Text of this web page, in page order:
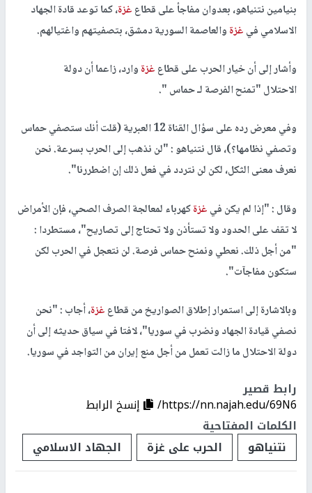
بنيامين نتنياهو، بعدوان مفاجأ على قطاعغزة، كما توعد قادة الجهاد
الاسلامي فيغزةوالعاصمة السورية دمشق، بتصفيتهم واغتيالهم.
وأشار إلى أن خيار الحرب على قطاعغزةوارد، زاعما أن دولة
الاحتلال "تمنح الفرصة لـ حماس ".
وفي معرض رده على سؤال القناة 12 العبرية (قلت أنك ستصفي حماس
وتصفي نظامها؟)، قال نتنياهو : "لن نذهب إلى الحرب بسرعة. نحن
نعرف معنى الثكل، لكن لن نتردد في فعل ذلك إن اضطررنا".
وقال : "إذا لم يكن فيغزةكهرباء لمعالجة الصرف الصحي، فإن الأمراض
لا تقف على الحدود ولا تستأذن ولا تحتاج إلى تصاريح"، مستطردا :
"من أجل ذلك. نعطي ونمنح حماس فرصة. لن نتعجل في الحرب لكن
ستكون مفاجآت".
وبالاشارة إلى استمرار إطلاق الصواريخ من قطاعغزة، أجاب : "نحن
نصفي قيادة الجهاد ونضرب في سوريا"، لافتا في سياق حديثه إلى أن
دولة الاحتلال ما زالت تعمل من أجل منع إيران من التواجد في سوريا.
رابط قصير
https://nn.najah.edu/69N6/
إنسخ الرابط
الكلمات المفتاحية
نتنياهو
الحرب على غزة الجهاد الاسلامي